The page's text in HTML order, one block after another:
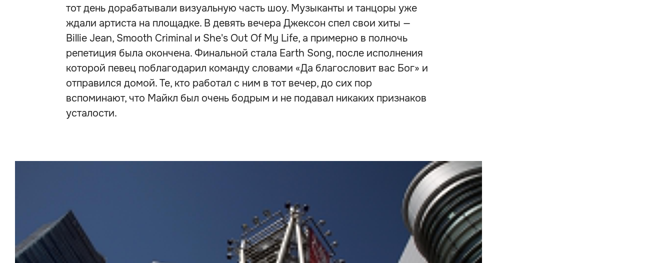
тот день дорабатывали визуальную часть шоу. Музыканты и танцоры уже
ждали артиста на площадке. В девять вечера Джексон спел свои хиты —
Billie Jean, Smooth Criminal и She's Out Of My Life, а примерно в полночь
репетиция была окончена. Финальной стала Earth Song, после исполнения
которой певец поблагодарил команду словами «Да благословит вас Бог» и
отправился домой. Те, кто работал с ним в тот вечер, до сих пор
вспоминают, что Майкл был очень бодрым и не подавал никаких признаков
усталости.